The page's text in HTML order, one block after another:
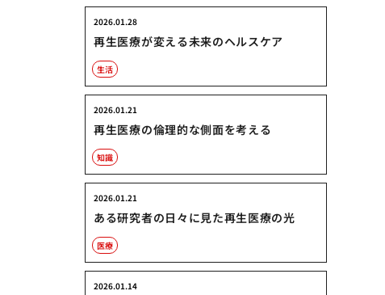
再生医療が変える未来のヘルスケア
2026.01.28
生活
再生医療の倫理的な側面を考える
2026.01.21
知識
ある研究者の日々に見た再生医療の光
2026.01.21
医療
2026.01.14